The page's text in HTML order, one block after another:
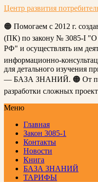
Центр развития
🟠 Помогаем с 2012 г.
(ПК) по закону № 3085-I "О
РФ" и осуществлять им
информационно-
для детального
— БАЗА ЗНАНИЙ. 🟠 От
разработки сложных
Меню
Главная
Закон 3085-1
Контакты
Новости
Книга
БАЗА ЗНАНИЙ
ТАРИФЫ